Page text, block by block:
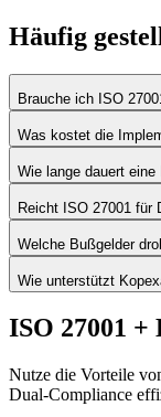
Häufig
Brauche ich ISO
Was kostet die
Wie lange dauert
Reicht ISO 27001 für
Welche Bußgelder
Wie unterstützt
ISO 27001 +
Nutze die Vorteile
Dual-Compliance